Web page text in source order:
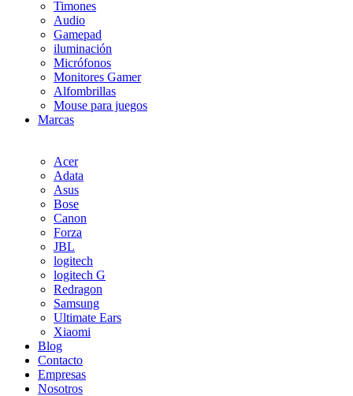
Timones
Audio
Gamepad
iluminación
Micrófonos
Monitores Gamer
Alfombrillas
Mouse para juegos
Marcas
Acer
Adata
Asus
Bose
Canon
Forza
JBL
logitech
logitech G
Redragon
Samsung
Ultimate Ears
Xiaomi
Blog
Contacto
Empresas
Nosotros